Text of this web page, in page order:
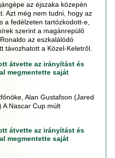
az éjszaka közepén
Azt még nem tudni, hogy az
a fedélzeten tartózkodott-e,
szerint a magánrepülő
az eszkalálódó
távozhatott a Közel-Keletről.
átvette az irányítást és
megmentette saját
Alan Gustafson (Jared
A Nascar Cup múlt
átvette az irányítást és
megmentette saját